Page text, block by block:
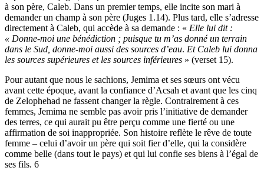
à son père, Caleb. Dans un premier temps, elle incite son mari à
demander un champ à son père (Juges 1.14). Plus tard, elle s’adresse
directement à Caleb, qui accède à sa demande : « Elle lui dit :
« Donne-moi une bénédiction ; puisque tu m’as donné un terrain
dans le Sud, donne-moi aussi des sources d’eau. Et Caleb lui donna
les sources supérieures et les sources inférieures » (verset 15).
Pour autant que nous le sachions, Jemima et ses sœurs ont vécu
avant cette époque, avant la confiance d’Acsah et avant que les cinq
de Zelophehad ne fassent changer la règle. Contrairement à ces
femmes, Jemima ne semble pas avoir pris l’initiative de demander
des terres, ce qui aurait pu être perçu comme une fierté ou une
affirmation de soi inappropriée. Son histoire reflète le rêve de toute
femme – celui d’avoir un père qui soit fier d’elle, qui la considère
comme belle (dans tout le pays) et qui lui confie ses biens à l’égal de
ses fils. 6